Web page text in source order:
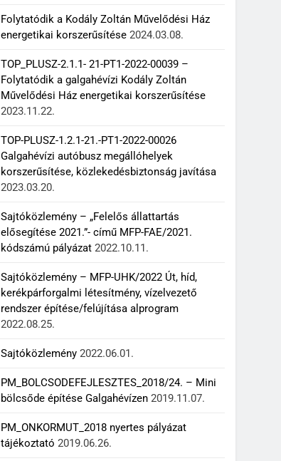
Folytatódik a Kodály Zoltán Művelődési Ház
energetikai korszerűsítése 2024.03.08.
TOP_PLUSZ-2.1.1- 21-PT1-2022-00039 –
Folytatódik a galgahévízi Kodály Zoltán
Művelődési Ház energetikai korszerűsítése
2023.11.22.
TOP-PLUSZ-1.2.1-21.-PT1-2022-00026
Galgahévízi autóbusz megállóhelyek
korszerűsítése, közlekedésbiztonság javítása
2023.03.20.
Sajtóközlemény – „Felelős állattartás
elősegítése 2021.”- című MFP-FAE/2021.
kódszámú pályázat 2022.10.11.
Sajtóközlemény – MFP-UHK/2022 Út, híd,
kerékpárforgalmi létesítmény, vízelvezető
rendszer építése/felújítása alprogram
2022.08.25.
Sajtóközlemény 2022.06.01.
PM_BOLCSODEFEJLESZTES_2018/24. – Mini
bölcsőde építése Galgahévízen 2019.11.07.
PM_ONKORMUT_2018 nyertes pályázat
tájékoztató 2019.06.26.